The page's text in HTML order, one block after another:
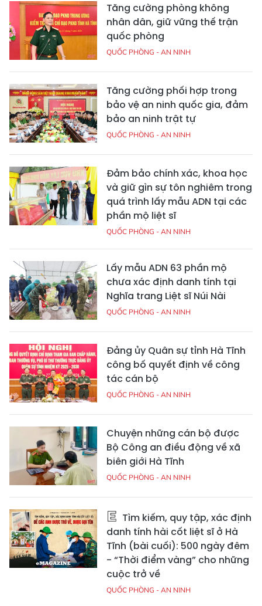
Tăng cường phòng không
nhân dân, giữ vững thế trận
quốc phòng
QUỐC PHÒNG - AN NINH
Tăng cường phối hợp trong
bảo vệ an ninh quốc gia, đảm
bảo an ninh trật tự
QUỐC PHÒNG - AN NINH
Đảm bảo chính xác, khoa học
và giữ gìn sự tôn nghiêm trong
quá trình lấy mẫu ADN tại các
phần mộ liệt sĩ
QUỐC PHÒNG - AN NINH
Lấy mẫu ADN 63 phần mộ
chưa xác định danh tính tại
Nghĩa trang Liệt sĩ Núi Nài
QUỐC PHÒNG - AN NINH
Đảng ủy Quân sự tỉnh Hà Tĩnh
công bố quyết định về công
tác cán bộ
QUỐC PHÒNG - AN NINH
Chuyện những cán bộ được
Bộ Công an điều động về xã
biên giới Hà Tĩnh
QUỐC PHÒNG - AN NINH
Tìm kiếm, quy tập, xác định
danh tính hài cốt liệt sĩ ở Hà
Tĩnh (bài cuối): 500 ngày đêm
- “Thời điểm vàng” cho những
cuộc trở về
QUỐC PHÒNG - AN NINH